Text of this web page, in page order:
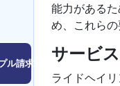
ル請求はこちら
能力がある
め、これら
サービ
ライドヘイ